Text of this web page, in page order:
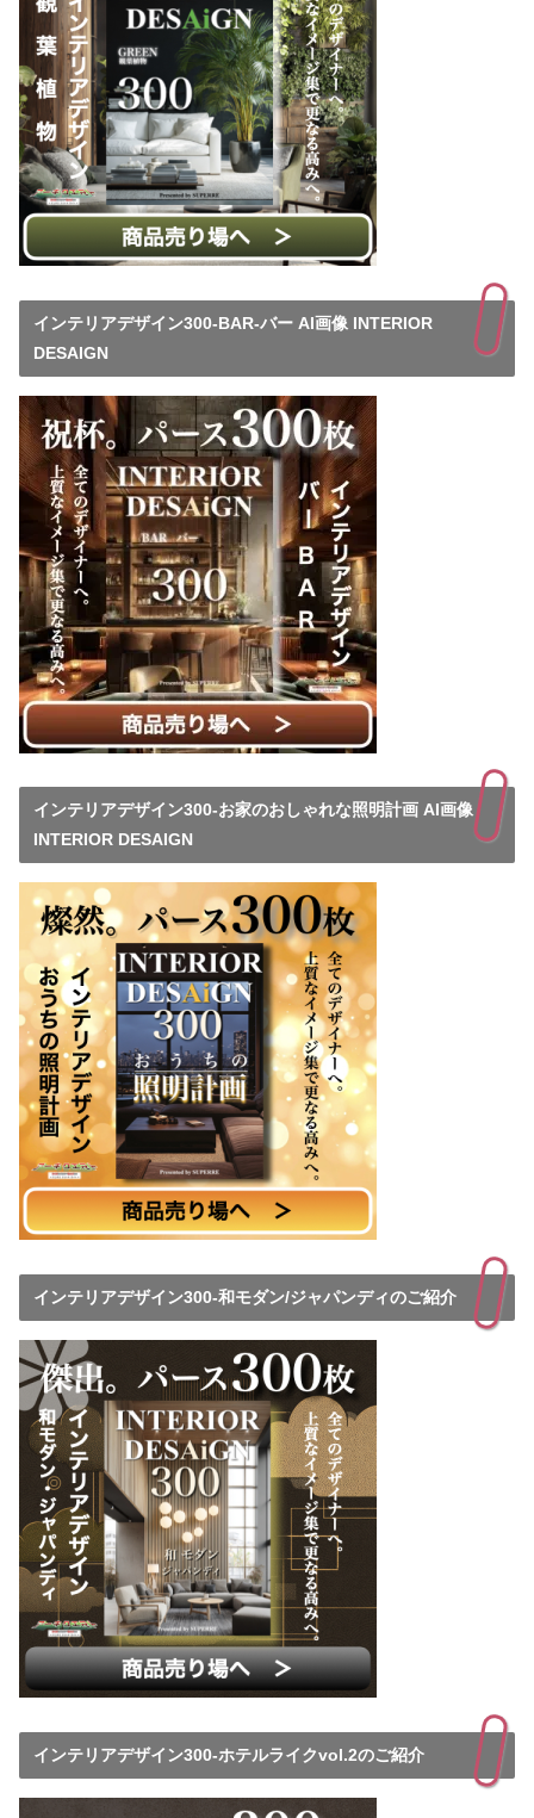
インテリアデザイン300-BAR-バー AI画像 INTERIOR
DESAIGN
インテリアデザイン300-お家のおしゃれな照明計画 AI画像
INTERIOR DESAIGN
インテリアデザイン300-和モダン/ジャパンディのご紹介
インテリアデザイン300-ホテルライクvol.2のご紹介